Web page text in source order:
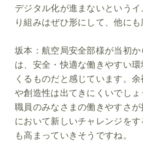
デジタル化が進まないという
り組みはぜひ形にして、他にも
坂本： 航空局安全部様が当初
は、安全・快適な働きやすい
くるものだと感じています。
や創造性は出てきにくいでしょ
職員のみなさまの働きやすさ
において新しいチャレンジを
も高まっていきそうですね。